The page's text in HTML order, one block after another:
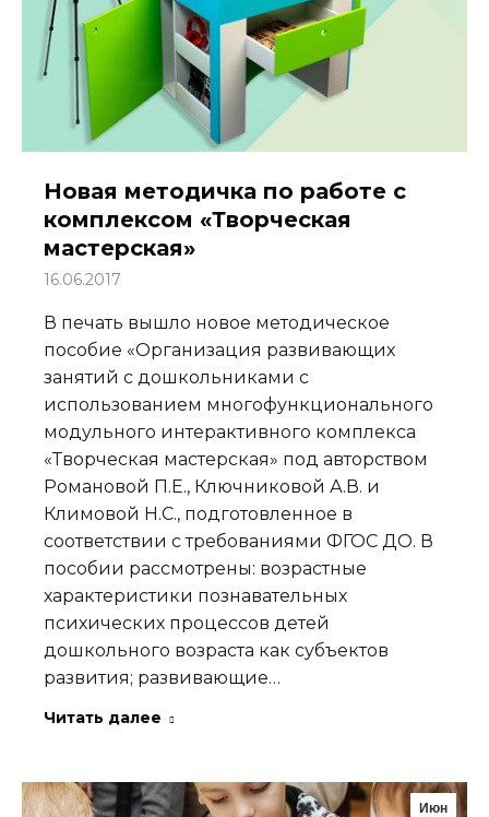
Новая методичка по работе с
комплексом «Творческая
мастерская»
16.06.2017
В печать вышло новое методическое
пособие «Организация развивающих
занятий с дошкольниками с
использованием многофункционального
модульного интерактивного комплекса
«Творческая мастерская» под авторством
Романовой П.Е., Ключниковой А.В. и
Климовой Н.С., подготовленное в
соответствии с требованиями ФГОС ДО. В
пособии рассмотрены: возрастные
характеристики познавательных
психических процессов детей
дошкольного возраста как субъектов
развития; развивающие…
Читать далее
Июн